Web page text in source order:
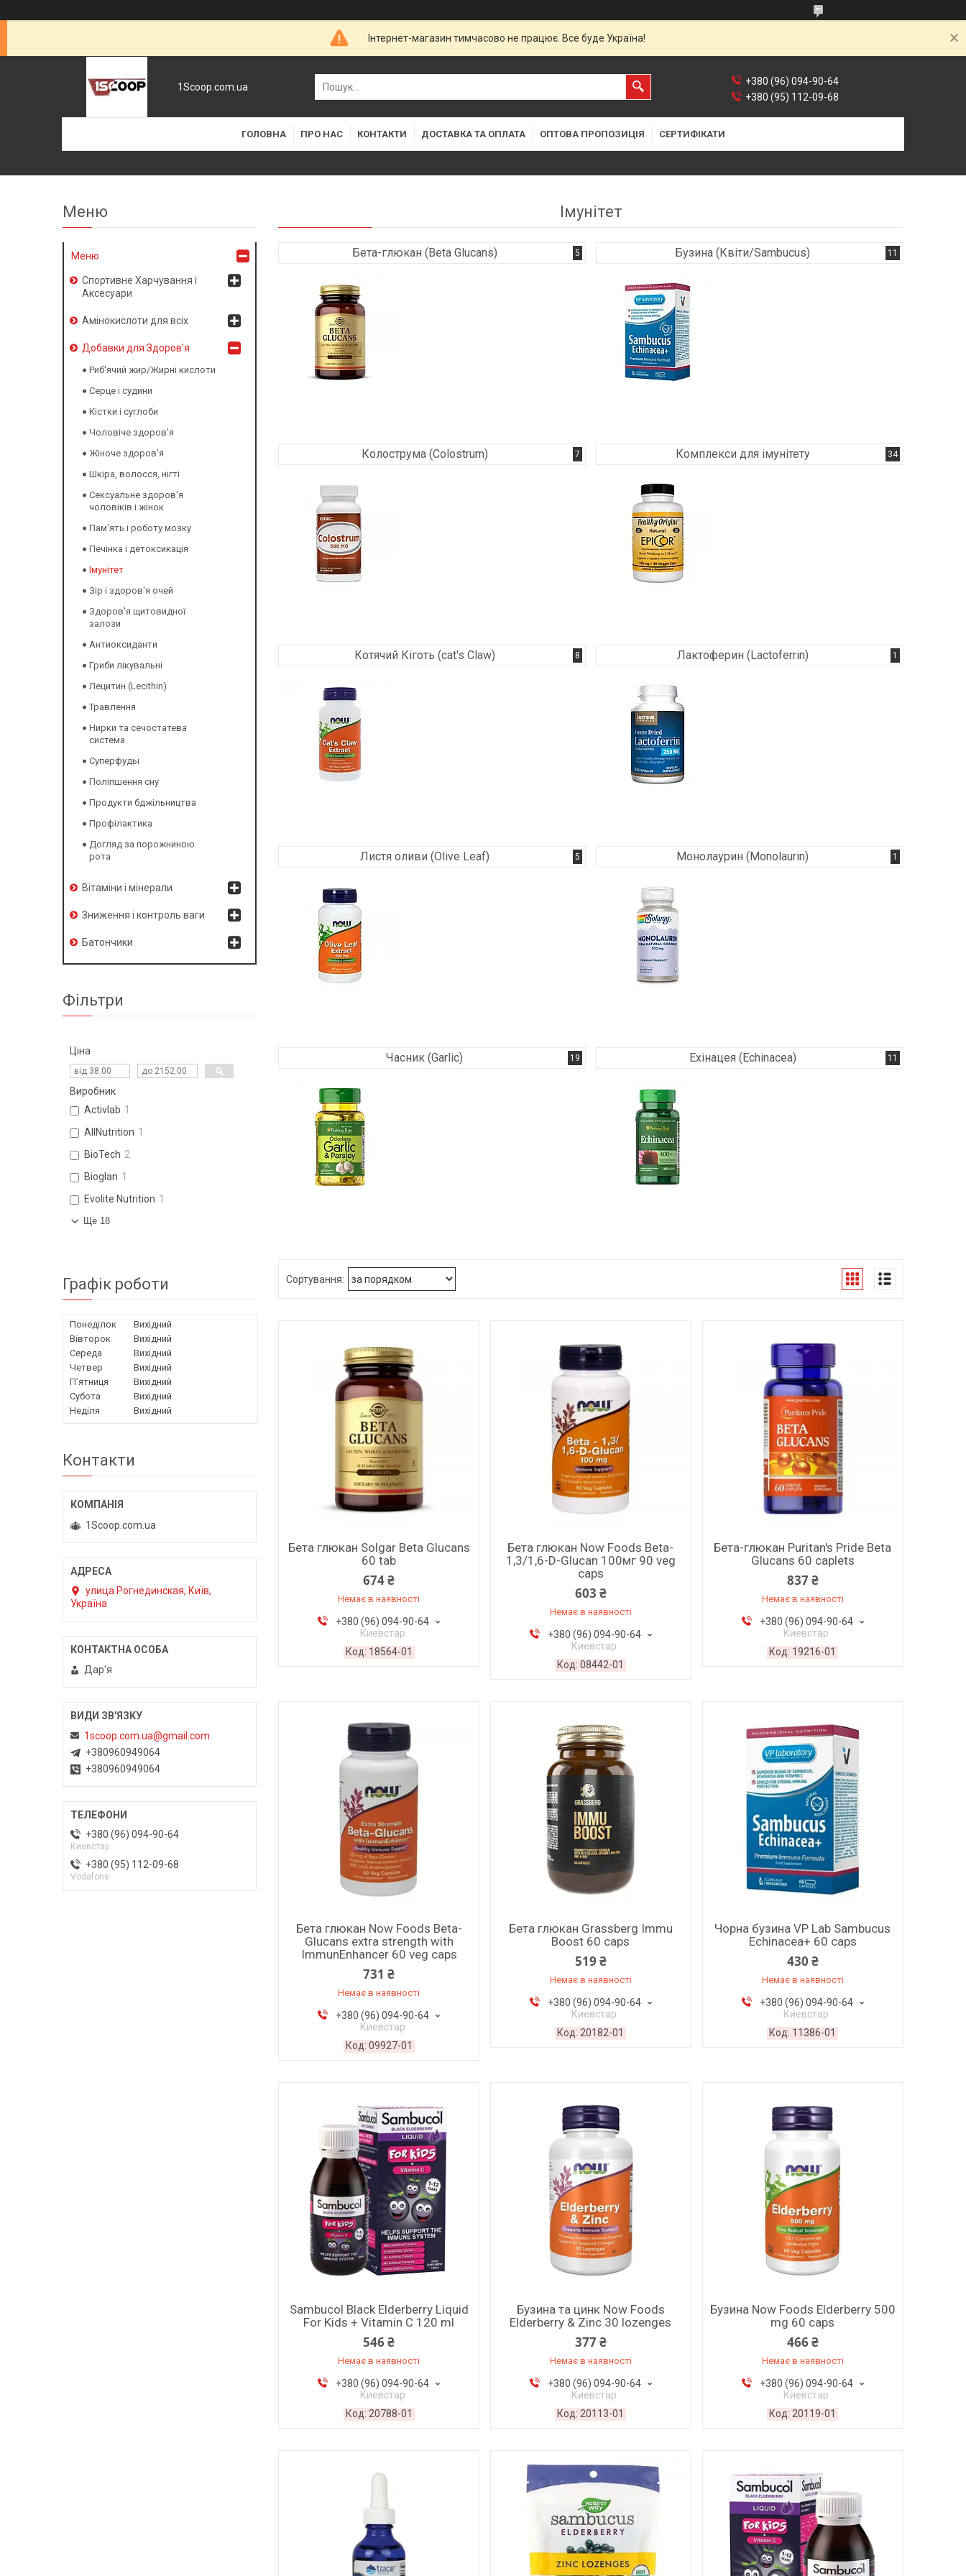
Інтернет-магазин тимчасово не працює. Все буде Україна!
1Scoop.com.ua
+380 (96) 094-90-64
+380 (95) 112-09-68
ГОЛОВНА ПРО НАС КОНТАКТИ ДОСТАВКА ТА ОПЛАТА ОПТОВА ПРОПОЗИЦІЯ СЕРТИФІКАТИ
Імунітет
Бета-глюкан (Beta Glucans) 5 Бузина (Квіти/Sambucus) 11
Колострума (Colostrum) 7 Комплекси для імунітету 34
Котячий Кіготь (cat's Claw) 8 Лактоферин (Lactoferrin) 1
Листя оливи (Olive Leaf) 5 Монолаурин (Monolaurin) 1
Часник (Garlic) 19 Ехінацея (Echinacea) 11
Бета глюкан Solgar Beta Glucans
60 tab
674 ₴
Немає в наявності
+380 (96) 094-90-64
Киевстар
18564-01
Бета глюкан Now Foods Beta-
1,3/1,6-D-Glucan 100мг 90 veg
caps
603 ₴
Немає в наявності
+380 (96) 094-90-64
Киевстар
08442-01
Бета-глюкан Puritan's Pride Beta
Glucans 60 caplets
837 ₴
Немає в наявності
+380 (96) 094-90-64
Киевстар
19216-01
Бета глюкан Now Foods Beta-
Glucans extra strength with
ImmunEnhancer 60 veg caps
731 ₴
Немає в наявності
+380 (96) 094-90-64
Киевстар
09927-01
Бета глюкан Grassberg Immu
Boost 60 caps
519 ₴
Немає в наявності
+380 (96) 094-90-64
Киевстар
20182-01
Чорна бузина VP Lab Sambucus
Echinacea+ 60 caps
430 ₴
Немає в наявності
+380 (96) 094-90-64
Киевстар
11386-01
Sambucol Black Elderberry Liquid
For Kids + Vitamin C 120 ml
546 ₴
Немає в наявності
+380 (96) 094-90-64
Киевстар
20788-01
Бузина та цинк Now Foods
Elderberry & Zinc 30 lozenges
377 ₴
Немає в наявності
+380 (96) 094-90-64
Киевстар
20113-01
Бузина Now Foods Elderberry 500
mg 60 caps
466 ₴
Немає в наявності
+380 (96) 094-90-64
Киевстар
20119-01
Меню
Спортивне Харчування і
Аксесуари
Амінокислоти для всіх
Добавки для Здоров'я
Риб'ячий жир/Жирні кислоти
Серце і судини
Кістки і суглоби
Чоловіче здоров'я
Жіноче здоров'я
Шкіра, волосся, нігті
Сексуальне здоров'я
чоловіків і жінок
Пам'ять і роботу мозку
Печінка і детоксикація
Імунітет
Зір і здоров'я очей
Здоров'я щитовидної
залози
Антиоксиданти
Гриби лікувальні
Лецитин (Lecithin)
Травлення
Нирки та сечостатева
система
Суперфуды
Поліпшення сну
Продукти бджільництва
Профілактика
Догляд за порожниною
рота
Вітаміни і мінерали
Зниження і контроль ваги
Батончики
Фільтри
Ціна
Виробник
Activlab 1
AllNutrition 1
BioTech 2
Bioglan 1
Evolite Nutrition 1
Ще 18
Графік роботи
Понеділок
Вихідний
Вівторок
Вихідний
Середа
Вихідний
Четвер
Вихідний
Пʼятниця
Вихідний
Субота
Вихідний
Неділя
Вихідний
Контакти
1Scoop.com.ua
улица Рогнединская, Київ,
Україна
Дар'я
1scoop.com.ua@gmail.com
+380960949064
+380960949064
+380 (96) 094-90-64
Киевстар
+380 (95) 112-09-68
Vodafone